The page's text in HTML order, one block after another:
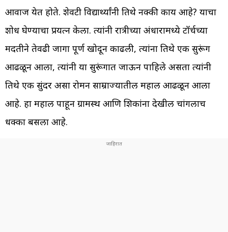
आवाज येत होते. शेवटी विद्यार्थ्यांनी तिथे नक्की काय आहे? याचा
शोध घेण्याचा प्रयत्न केला. त्यांनी रात्रीच्या अंधारामध्ये टॉर्चच्या
मदतीने तेवढी जागा पूर्ण खोदून काढली, त्यांना तिथे एक सुरूंग
आढळून आला, त्यांनी या सुरूंगात जाऊन पाहिले असता त्यांनी
तिथे एक सुंदर असा रोमन साम्राज्यातील महाल आढळून आला
आहे. हा महाल पाहून ग्रामस्थ आणि शिक्षकांना देखील चांगलाच
धक्का बसला आहे.